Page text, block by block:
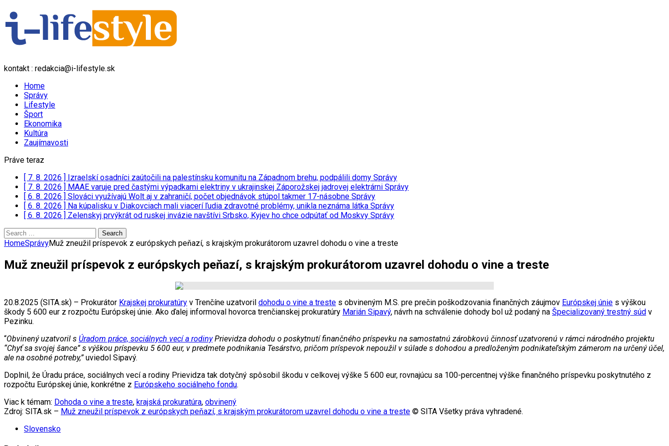
kontakt : redakcia@i-lifestyle.sk
Home
Správy
Lifestyle
Šport
Ekonomika
Kultúra
Zaujímavosti
Práve teraz
[ 7. 8. 2026 ] Izraelskí osadníci zaútočili na palestínsku komunitu na Západnom brehu, podpálili domy Správy
[ 7. 8. 2026 ] MAAE varuje pred častými výpadkami elektriny v ukrajinskej Záporožskej jadrovej elektrárni Správy
[ 6. 8. 2026 ] Slováci využívajú Wolt aj v zahraničí, počet objednávok stúpol takmer 17-násobne Správy
[ 6. 8. 2026 ] Na kúpalisku v Diakovciach mali viacerí ľudia zdravotné problémy, unikla neznáma látka Správy
[ 6. 8. 2026 ] Zelenskyj prvýkrát od ruskej invázie navštívi Srbsko, Kyjev ho chce odpútať od Moskvy Správy
Search
for:
HomeSprávyMuž zneužil príspevok z európskych peňazí, s krajským prokurátorom uzavrel dohodu o vine a treste
Muž zneužil príspevok z európskych peňazí, s krajským prokurátorom uzavrel dohodu o vine a treste
20.8.2025 (SITA.sk) – Prokurátor Krajskej prokuratúry v Trenčíne uzatvoril dohodu o vine a treste s obvineným M.S. pre prečin poškodzovania finančných záujmov Európskej únie s výškou
škody 5 600 eur z rozpočtu Európskej únie. Ako ďalej informoval hovorca trenčianskej prokuratúry Marián Sipavý, návrh na schválenie dohody bol už podaný na Špecializovaný trestný súd v
Pezinku.
“Obvinený uzatvoril s Úradom práce, sociálnych vecí a rodinyPrievidza dohodu o poskytnutí finančného príspevku na samostatnú zárobkovú činnosť uzatvorenú v rámci národného projektu
“Chyť sa svojej šance” s výškou príspevku 5 600 eur, v predmete podnikania Tesárstvo, pričom príspevok nepoužil v súlade s dohodou a predloženým podnikateľským zámerom na určený účel,
ale na osobné potreby,”uviedol Sipavý.
Doplnil, že Úradu práce, sociálnych vecí a rodiny Prievidza tak dotyčný spôsobil škodu v celkovej výške 5 600 eur, rovnajúcu sa 100-percentnej výške finančného príspevku poskytnutého z
rozpočtu Európskej únie, konkrétne z Európskeho sociálneho fondu.
Viac k témam: Dohoda o vine a treste, krajská prokuratúra, obvinený
Zdroj: SITA.sk – Muž zneužil príspevok z európskych peňazí, s krajským prokurátorom uzavrel dohodu o vine a treste © SITA Všetky práva vyhradené.
Slovensko